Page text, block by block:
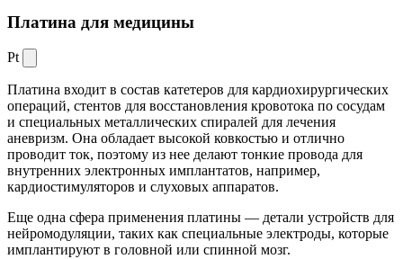
Платина для медицины
Pt
Платина входит в состав катетеров для кардиохирургических
операций, стентов для восстановления кровотока по сосудам
и специальных металлических спиралей для лечения
аневризм. Она обладает высокой ковкостью и отлично
проводит ток, поэтому из нее делают тонкие провода для
внутренних электронных имплантатов, например,
кардиостимуляторов и слуховых аппаратов.
Еще одна сфера применения платины — детали устройств для
нейромодуляции, таких как специальные электроды, которые
имплантируют в головной или спинной мозг.